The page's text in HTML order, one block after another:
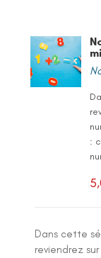
:
Dans cette
reviendrez